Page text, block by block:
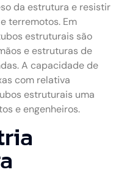
da estrutura e resistir
terremotos. Em
estruturais são
e estruturas de
A capacidade de
com relativa
estruturais uma
e engenheiros.